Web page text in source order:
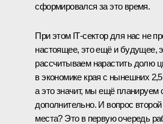
сформировался за это время.
При этом IT‑сектор для нас не
настоящее, это ещё и будущее,
рассчитываем нарастить долю
в экономике края с нынешних
а это значит, мы ещё планируем
дополнительно. И вопрос
места? Это в первую очередь